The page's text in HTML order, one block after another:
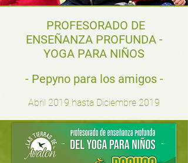
PROFESORADO DE
ENSEÑANZA PROFUNDA -
YOGA PARA NIÑOS
- Pepyno para los amigos -
Abril 2019 hasta Diciembre 2019